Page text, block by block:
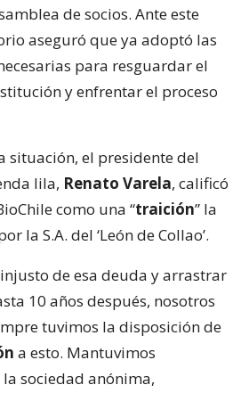
de socios. Ante este
aseguró que ya adoptó las
para resguardar el
y enfrentar el proceso
situación, el presidente del
lila, Renato Varela, calificó
como una “traición” la
la S.A. del ‘León de Collao’.
de esa deuda y arrastrar
10 años después, nosotros
tuvimos la disposición de
a esto. Mantuvimos
sociedad anónima,